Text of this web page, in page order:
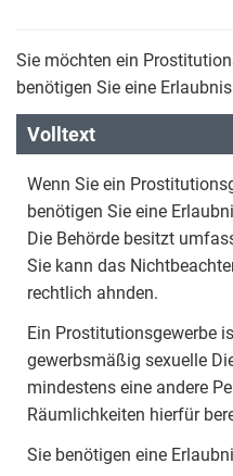
Sie möchten ein
benötigen Sie eine
Volltext
Wenn Sie ein
benötigen Sie eine
Die Behörde besitzt
Sie kann das
rechtlich ahnden.
Ein Prostitutionsgewerbe
gewerbsmäßig sexuelle
mindestens eine andere
Räumlichkeiten hierfür
Sie benötigen eine